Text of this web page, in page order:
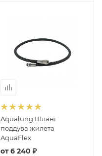
Aqualung Шланг
поддува жилета
AquaFlex
от6 240 ₽